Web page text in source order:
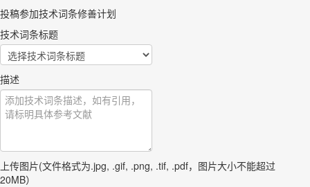
投稿参加技术词条修善计划
技术词条标题
描述
上传图片(文件格式为.jpg, .gif, .png, .tif, .pdf，图片大小不能超过
20MB）